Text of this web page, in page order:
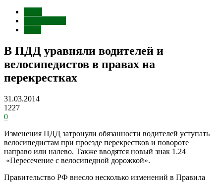
В ПДД уравняли водителей и
велосипедистов в правах на
перекрестках
31.03.2014
1227
0
Изменения ПДД затронули обязанности водителей уступать
велосипедистам при проезде перекрестков и повороте
направо или налево. Также вводятся новый знак 1.24
«Пересечение с велосипедной дорожкой».
Правительство РФ внесло несколько изменений в Правила